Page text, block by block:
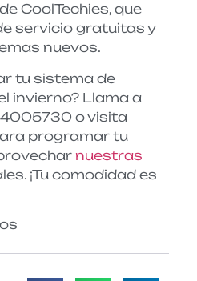
CoolTechies, que
servicio gratuitas y
nuevos.
tu sistema de
invierno? Llama a
4005730 o visita
programar tu
nuestras
¡Tu comodidad es